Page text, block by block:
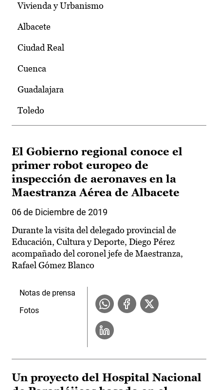
Vivienda y Urbanismo
Albacete
Ciudad Real
Cuenca
Guadalajara
Toledo
El Gobierno regional conoce el
primer robot europeo de
inspección de aeronaves en la
Maestranza Aérea de Albacete
06 de Diciembre de 2019
Durante la visita del delegado provincial de
Educación, Cultura y Deporte, Diego Pérez
acompañado del coronel jefe de Maestranza,
Rafael Gómez Blanco
Notas de prensa
Fotos
Un proyecto del Hospital Nacional